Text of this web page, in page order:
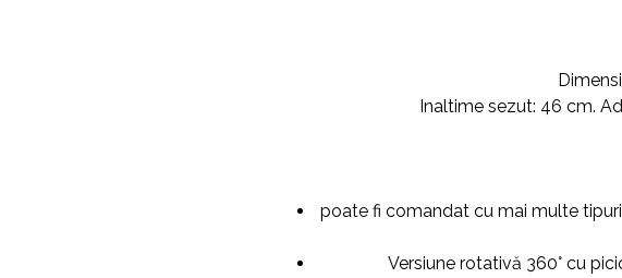
Inaltime sezut: 46 cm.
poate fi comandat cu mai multe
Versiune rotativă 360° cu